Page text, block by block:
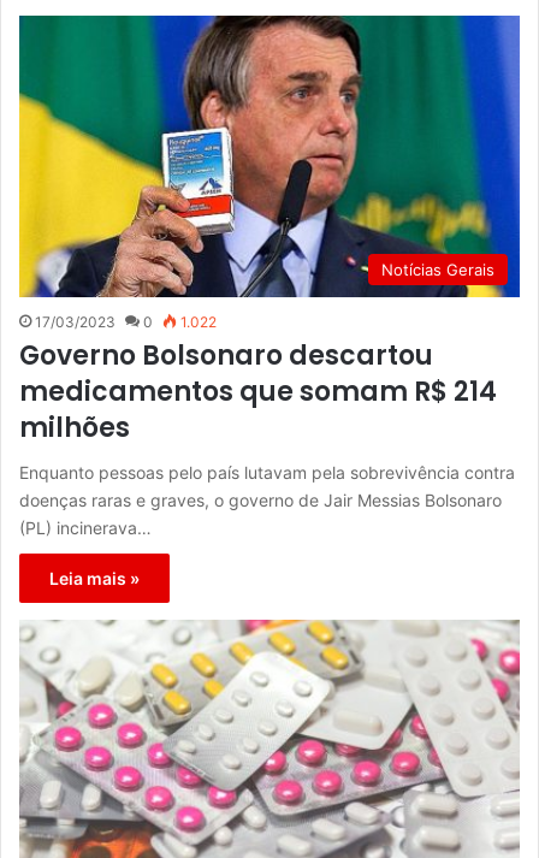
Notícias Gerais
17/03/2023 0 1.022
Governo Bolsonaro descartou
medicamentos que somam R$ 214
milhões
Enquanto pessoas pelo país lutavam pela sobrevivência contra
doenças raras e graves, o governo de Jair Messias Bolsonaro
(PL) incinerava…
Leia mais »